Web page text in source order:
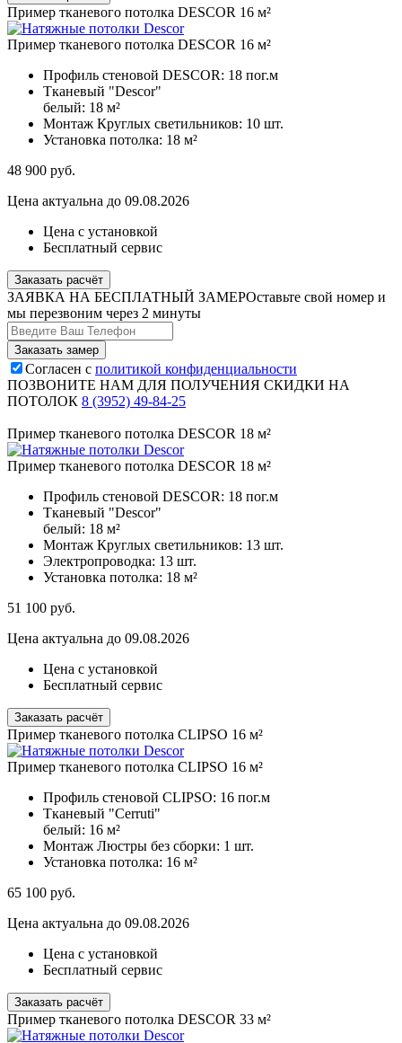
Пример тканевого потолка DESCOR 16 м²
Пример тканевого потолка DESCOR 16 м²
Профиль стеновой DESCOR: 18 пог.м
Тканевый "Descor"
белый: 18 м²
Монтаж Круглых светильников: 10 шт.
Установка потолка: 18 м²
48 900 руб.
Цена актуальна до 09.08.2026
Цена с установкой
Бесплатный сервис
Заказать расчёт
ЗАЯВКА НА БЕСПЛАТНЫЙ ЗАМЕРОставьте свой номер и
мы перезвоним через 2 минуты
Согласен с политикой конфиденциальности
ПОЗВОНИТЕ НАМ ДЛЯ ПОЛУЧЕНИЯ СКИДКИ НА
ПОТОЛОК 8 (3952) 49-84-25
Пример тканевого потолка DESCOR 18 м²
Пример тканевого потолка DESCOR 18 м²
Профиль стеновой DESCOR: 18 пог.м
Тканевый "Descor"
белый: 18 м²
Монтаж Круглых светильников: 13 шт.
Электропроводка: 13 шт.
Установка потолка: 18 м²
51 100 руб.
Цена актуальна до 09.08.2026
Цена с установкой
Бесплатный сервис
Заказать расчёт
Пример тканевого потолка CLIPSO 16 м²
Пример тканевого потолка CLIPSO 16 м²
Профиль стеновой CLIPSO: 16 пог.м
Тканевый "Cerruti"
белый: 16 м²
Монтаж Люстры без сборки: 1 шт.
Установка потолка: 16 м²
65 100 руб.
Цена актуальна до 09.08.2026
Цена с установкой
Бесплатный сервис
Заказать расчёт
Пример тканевого потолка DESCOR 33 м²